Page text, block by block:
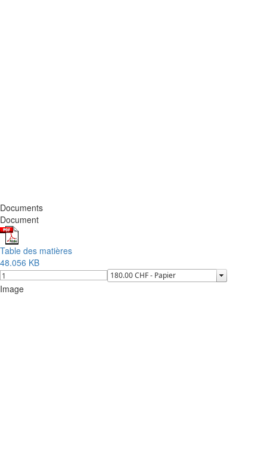
Documents
Document
Table des matières
48.056 KB
Image